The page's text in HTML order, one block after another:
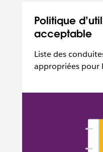
Politique
acceptable
Liste des
appropriées pour